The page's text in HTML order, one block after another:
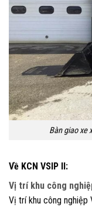
Bàn giao xe
Về KCN VSIP II:
Vị trí khu công
Vị trí khu công nghiệp